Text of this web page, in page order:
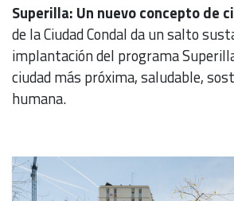
Superilla: Un nuevo concepto de
de la Ciudad Condal da un salto
implantación del programa
ciudad más próxima, saludable,
humana.